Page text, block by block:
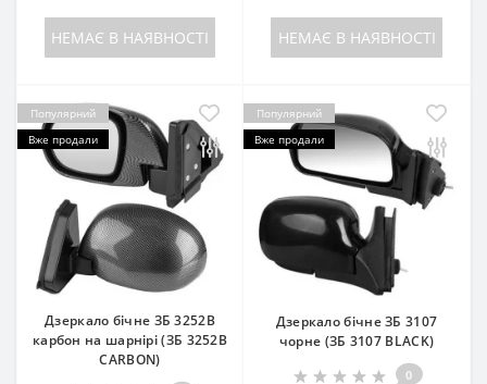
НЕМАЄ В НАЯВНОСТІ НЕМАЄ В НАЯВНОСТІ
Популярний
Вже продали
Дзеркало бічне ЗБ 3252B
карбон на шарнірі (ЗБ 3252B
CARBON)
Популярний
Вже продали
Дзеркало бічне ЗБ 3107
чорне (ЗБ 3107 BLACK)
0